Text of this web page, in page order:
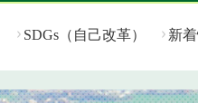
SDGs（自己改革） 新